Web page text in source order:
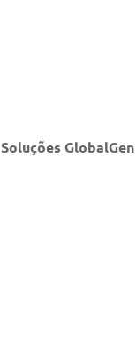
Soluções GlobalGen